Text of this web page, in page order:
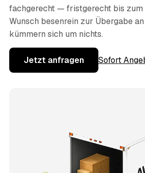
fachgerecht — fristgerecht bis zum
Wunsch besenrein zur Übergabe
kümmern sich um nichts.
Jetzt anfragen Sofort